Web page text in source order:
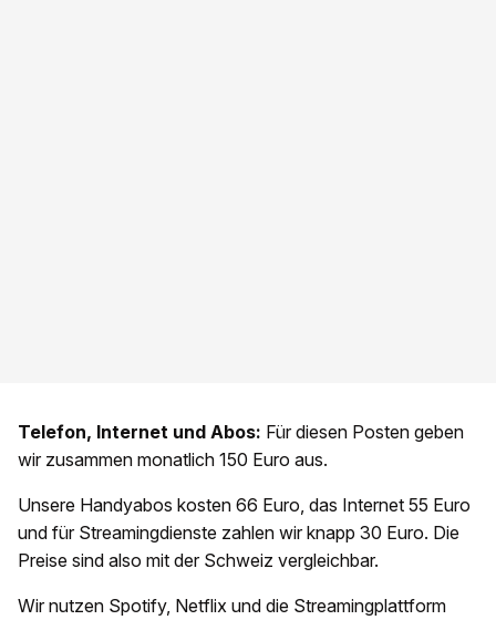
Telefon, Internet und Abos: Für diesen Posten geben
wir zusammen monatlich 150 Euro aus.
Unsere Handyabos kosten 66 Euro, das Internet 55 Euro
und für Streamingdienste zahlen wir knapp 30 Euro. Die
Preise sind also mit der Schweiz vergleichbar.
Wir nutzen Spotify, Netflix und die Streamingplattform